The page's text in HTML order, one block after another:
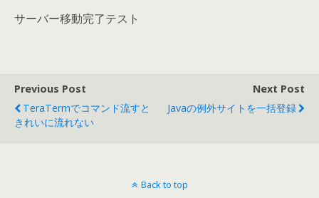
サーバー移動完了テスト
Previous Post
TeraTermでコマンド流すと
きれいに流れない
Next Post
Javaの例外サイトを一括登録
Back to top